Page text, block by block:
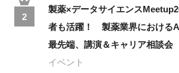
2
製薬×データサイエンス
者も活躍！ 製薬業界における
最先端、講演＆キャリア相談会
イベント